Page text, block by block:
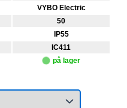
VYBO Electric
50
IP55
IC411
på lager